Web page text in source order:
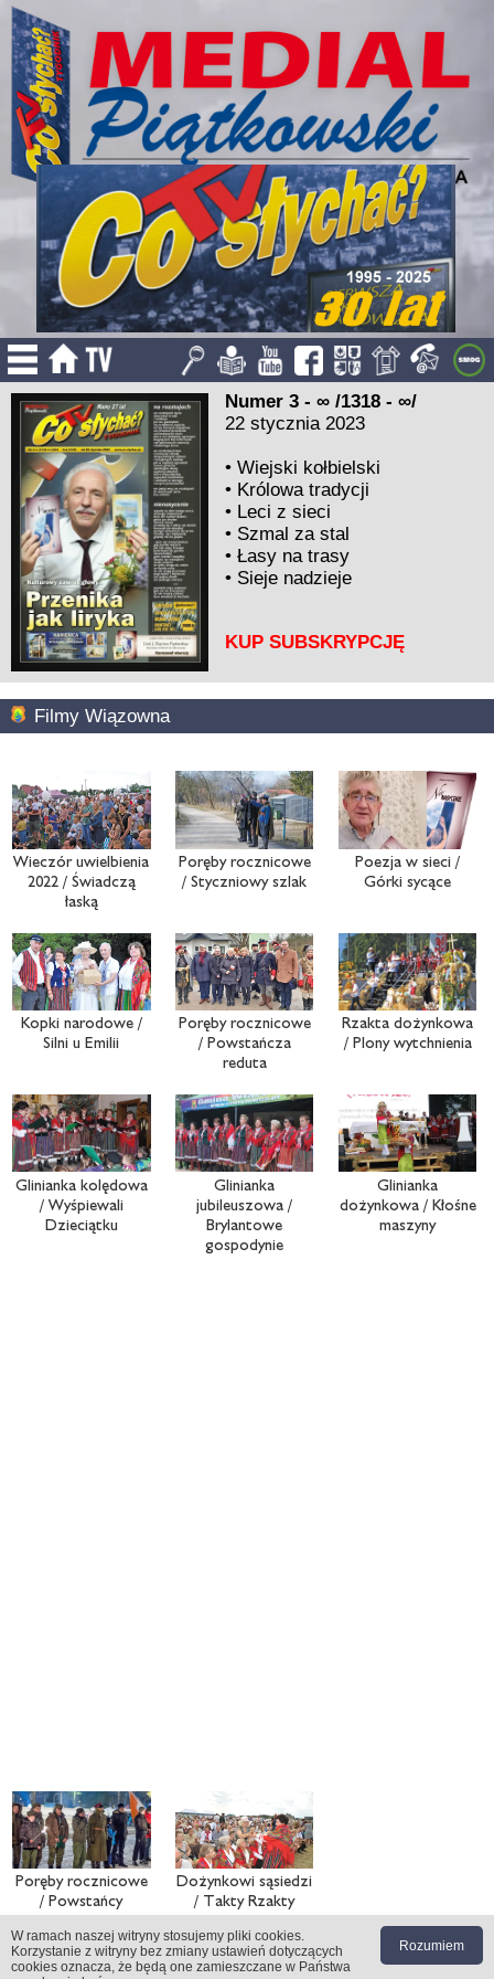
Numer 3 - ∞ /1318 - ∞/
22 stycznia 2023
•Wiejski kołbielski
• Królowa tradycji
• Leci z sieci
• Szmal za stal
•Łasy na trasy
• Sieje nadzieje
KUP SUBSKRYPCJĘ
Filmy Wiązowna
Wieczór uwielbienia
2022 / Świadczą
łaską
Poręby rocznicowe
/ Styczniowy szlak
Poezja w sieci /
Górki sycące
Kopki narodowe /
Silni u Emilii
Poręby rocznicowe
/ Powstańcza
reduta
Rzakta dożynkowa
/ Plony wytchnienia
Glinianka kolędowa
/ Wyśpiewali
Dzieciątku
Glinianka
jubileuszowa /
Brylantowe
gospodynie
Glinianka
dożynkowa / Kłośne
maszyny
Poręby rocznicowe
/ Powstańcy
Kuczyka
Dożynkowi sąsiedzi
/ Takty Rzakty
W ramach naszej witryny stosujemy pliki cookies.
Korzystanie z witryny bez zmiany ustawień dotyczących
cookies oznacza, że będą one zamieszczane w Państwa
Rozumiem